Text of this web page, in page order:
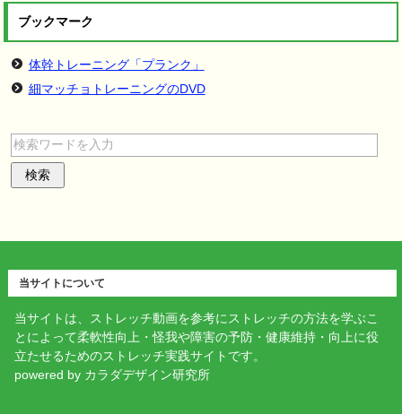
ブックマーク
体幹トレーニング「プランク」
細マッチョトレーニングのDVD
当サイトについて
当サイトは、ストレッチ動画を参考にストレッチの方法を学ぶこ
とによって柔軟性向上・怪我や障害の予防・健康維持・向上に役
立たせるためのストレッチ実践サイトです。
powered by カラダデザイン研究所